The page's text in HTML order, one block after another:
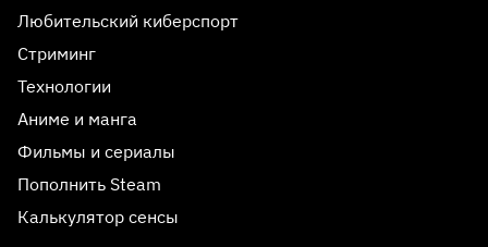
Любительский киберспорт
Стриминг
Технологии
Аниме и манга
Фильмы и сериалы
Пополнить Steam
Калькулятор сенсы